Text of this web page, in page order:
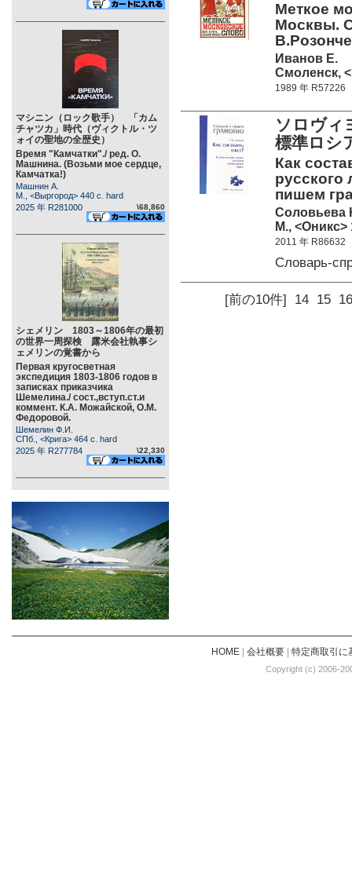
マシニン（ロック歌手） 「カム
チャツカ」時代（ヴィクトル・ツ
ォイの聖地の全歴史）
Время "Камчатки"./ ред. О.
Машнина. (Возьми мое сердце,
Камчатка!)
Машнин А.
М., <Выргород> 440 c. hard
2025 年 R281000
\68,860
シェメリン 1803～1806年の最初
の世界一周探検 露米会社執事シ
ェメリンの覚書から
Первая кругосветная
экспедиция 1803-1806 годов в
записках приказчика
Шемелина./ сост.,вступ.ст.и
коммент. К.А. Можайской, О.М.
Федоровой.
Шемелин Ф.И.
СПб., <Крига> 464 c. hard
2025 年 R277784
\22,330
Меткое
Москвы.
Иванов Е.
Смоленск,
1989 年 R57226
ソロヴ
標準ロシ
Как
русского
пишем
Соловьева
М., <Оникс>
2011 年 R86632
Словарь-
[前の10件] 14 15 16
HOME| 会社概要| 特定商取引に
Copyright (c) 2006-